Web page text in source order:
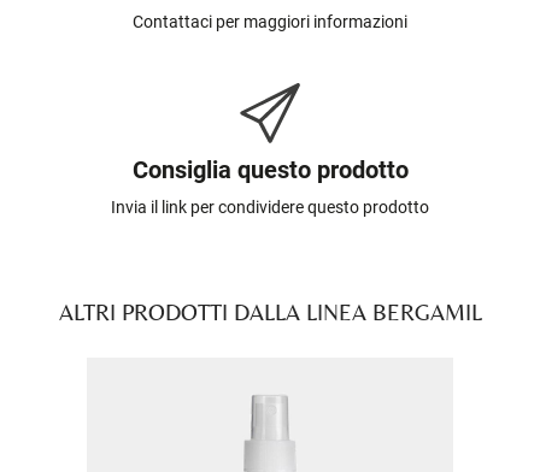
Contattaci per maggiori informazioni
Consiglia questo prodotto
Invia il link per condividere questo prodotto
ALTRI PRODOTTI DALLA LINEA BERGAMIL